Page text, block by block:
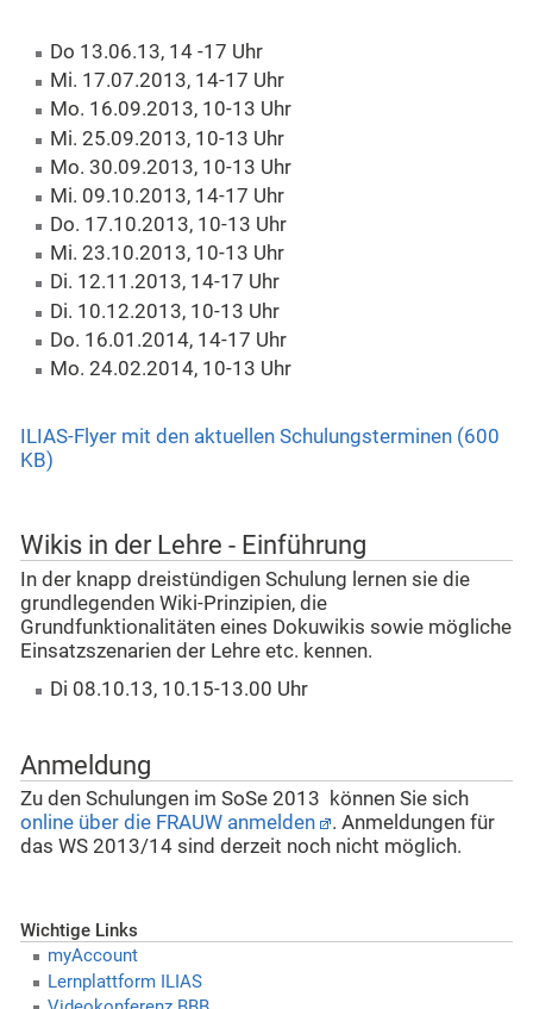
Do 13.06.13, 14 -17 Uhr
Mi. 17.07.2013, 14-17 Uhr
Mo. 16.09.2013, 10-13 Uhr
Mi. 25.09.2013, 10-13 Uhr
Mo. 30.09.2013, 10-13 Uhr
Mi. 09.10.2013, 14-17 Uhr
Do. 17.10.2013, 10-13 Uhr
Mi. 23.10.2013, 10-13 Uhr
Di. 12.11.2013, 14-17 Uhr
Di. 10.12.2013, 10-13 Uhr
Do. 16.01.2014, 14-17 Uhr
Mo. 24.02.2014, 10-13 Uhr
ILIAS-Flyer mit den aktuellen Schulungsterminen (600
KB)
Wikis in der Lehre - Einführung
In der knapp dreistündigen Schulung lernen sie die
grundlegenden Wiki-Prinzipien, die
Grundfunktionalitäten eines Dokuwikis sowie mögliche
Einsatzszenarien der Lehre etc. kennen.
Di 08.10.13, 10.15-13.00 Uhr
Anmeldung
Zu den Schulungen im SoSe 2013 können Sie sich
online über die FRAUW anmelden
. Anmeldungen für
das WS 2013/14 sind derzeit noch nicht möglich.
Wichtige Links
myAccount
Lernplattform ILIAS